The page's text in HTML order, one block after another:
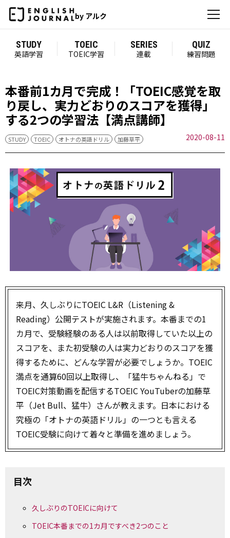
by アルク
STUDY
英語学習
TOEIC
TOEIC学習
SERIES
連載
QUIZ
練習問題
本番前1カ月で完成！「TOEIC感覚を取
り戻し、実力どおりのスコアを獲得」
する2つの学習法【満点講師】
STUDY TOEIC オトナの英語ドリル 加藤草平 2020-08-11
来月、久しぶりにTOEIC L&R（Listening &
Reading）公開テストが実施されます。本番までの1
カ月で、受験経験のある人は以前取得していた以上の
スコアを、また初受験の人は実力どおりのスコアを獲
得するために、どんな学習が必要でしょうか。TOEIC
満点を通算60回以上取得し、「猛牛ちゃんねる」で
TOEIC対策動画を配信するTOEIC YouTuberの加藤草
平（Jet Bull、猛牛）さんが教えます。日本における
究極の「オトナの英語ドリル」の一つとも言える
TOEIC受験に向けて着々と準備を進めましょう。
目次
久しぶりのTOEICに向けて
TOEIC本番までの1カ月ですべき2つのこと